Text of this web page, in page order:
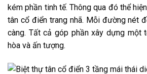
kém phần tinh tế. Thông qua đó thể
tân cổ điển trang nhã. Mỗi đường nét
càng. Tất cả góp phần xây dựng một
hòa và ấn tượng.